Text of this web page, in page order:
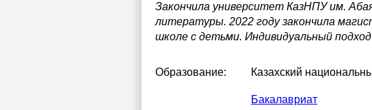
Закончила университет КазНПУ им.
литературы. 2022 году закончила
школе с детьми. Индивидуальный подход
Образование: Казахский
Бакалавриат
21:00